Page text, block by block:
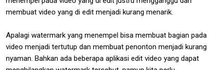
membuat video yang di edit menjadi kurang menarik.
Apalagi watermark yang menempel bisa membuat bagian pada
video menjadi tertutup dan membuat penonton menjadi kurang
nyaman. Bahkan ada beberapa aplikasi edit video yang dapat